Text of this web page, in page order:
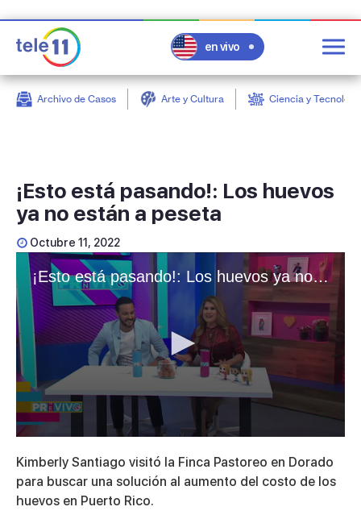
en vivo
Archivo de Casos Arte y Cultura Ciencia y
¡Esto está pasando!: Los huevos
ya no están a peseta
Octubre 11, 2022
¡Esto está pasando!: Los huevos ya no están a peseta
seconds
of
3
minutes,
54
Kimberly Santiago visitó la Finca Pastoreo en Dorado
para buscar una solución al aumento del costo de los
huevos en Puerto Rico.
post